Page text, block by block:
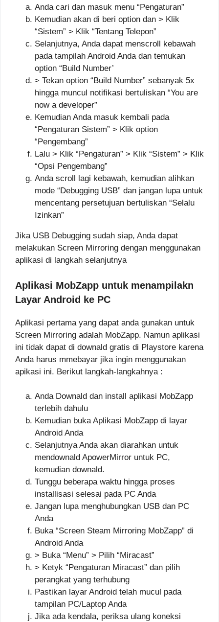
Anda cari dan masuk menu “Pengaturan”
Kemudian akan di beri option dan > Klik
“Sistem” > Klik “Tentang Telepon”
Selanjutnya, Anda dapat menscroll kebawah
pada tampilah Android Anda dan temukan
option “Build Number’
> Tekan option “Build Number” sebanyak 5x
hingga muncul notifikasi bertuliskan “You are
now a developer”
Kemudian Anda masuk kembali pada
“Pengaturan Sistem” > Klik option
“Pengembang”
Lalu > Klik “Pengaturan” > Klik “Sistem” > Klik
“Opsi Pengembang”
Anda scroll lagi kebawah, kemudian alihkan
mode “Debugging USB” dan jangan lupa untuk
mencentang persetujuan bertuliskan “Selalu
Izinkan”
Jika USB Debugging sudah siap, Anda dapat
melakukan Screen Mirroring dengan menggunakan
aplikasi di langkah selanjutnya
Aplikasi MobZapp untuk menampilakn
Layar Android ke PC
Aplikasi pertama yang dapat anda gunakan untuk
Screen Mirroring adalah MobZapp. Namun aplikasi
ini tidak dapat di downald gratis di Playstore karena
Anda harus mmebayar jika ingin menggunakan
apikasi ini. Berikut langkah-langkahnya :
Anda Downald dan install aplikasi MobZapp
terlebih dahulu
Kemudian buka Aplikasi MobZapp di layar
Android Anda
Selanjutnya Anda akan diarahkan untuk
mendownald ApowerMirror untuk PC,
kemudian downald.
Tunggu beberapa waktu hingga proses
installisasi selesai pada PC Anda
Jangan lupa menghubungkan USB dan PC
Anda
Buka “Screen Steam Mirroring MobZapp” di
Android Anda
> Buka “Menu” > Pilih “Miracast”
> Ketyk “Pengaturan Miracast” dan pilih
perangkat yang terhubung
Pastikan layar Android telah mucul pada
tampilan PC/Laptop Anda
Jika ada kendala, periksa ulang koneksi